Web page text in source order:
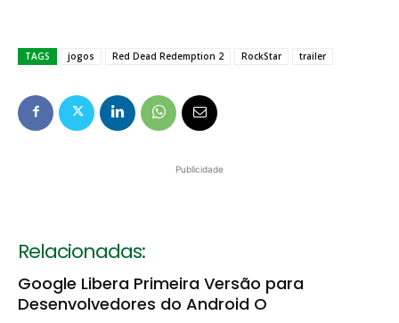
TAGS jogos Red Dead Redemption 2 RockStar trailer
Publicidade
Relacionadas:
Google Libera Primeira Versão para
Desenvolvedores do Android O